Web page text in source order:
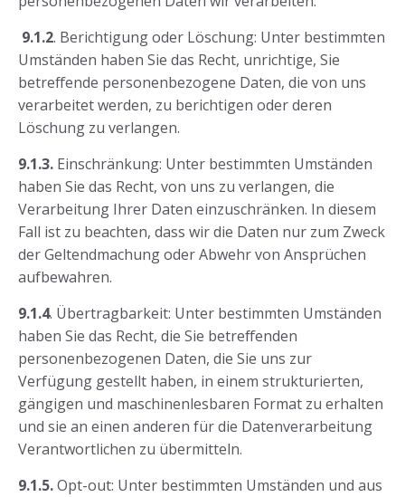
9.1.2. Berichtigung oder Löschung: Unter bestimmten
Umständen haben Sie das Recht, unrichtige, Sie
betreffende personenbezogene Daten, die von uns
verarbeitet werden, zu berichtigen oder deren
Löschung zu verlangen.
9.1.3. Einschränkung: Unter bestimmten Umständen
haben Sie das Recht, von uns zu verlangen, die
Verarbeitung Ihrer Daten einzuschränken. In diesem
Fall ist zu beachten, dass wir die Daten nur zum Zweck
der Geltendmachung oder Abwehr von Ansprüchen
aufbewahren.
9.1.4. Übertragbarkeit: Unter bestimmten Umständen
haben Sie das Recht, die Sie betreffenden
personenbezogenen Daten, die Sie uns zur
Verfügung gestellt haben, in einem strukturierten,
gängigen und maschinenlesbaren Format zu erhalten
und sie an einen anderen für die Datenverarbeitung
Verantwortlichen zu übermitteln.
9.1.5.Opt-out: Unter bestimmten Umständen und aus